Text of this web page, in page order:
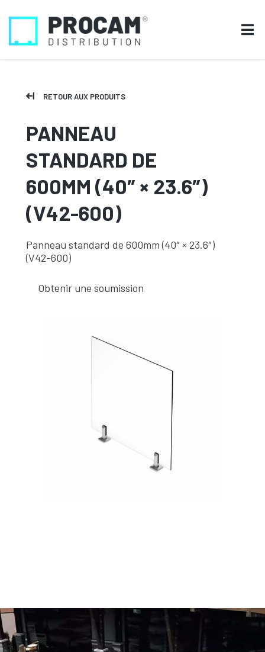
RETOUR AUX PRODUITS
PANNEAU
STANDARD DE
600MM (40″ × 23.6″)
(V42-600)
Panneau standard de 600mm (40″ × 23.6″)
(V42-600)
Obtenir une soumission